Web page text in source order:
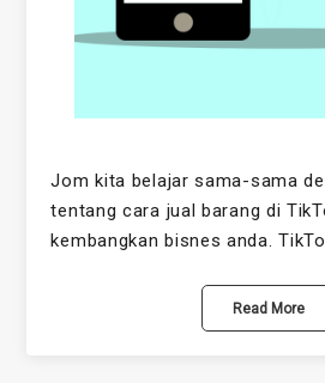
Jom kita belajar sama-sama
tentang cara jual barang di
kembangkan bisnes anda.
Read More